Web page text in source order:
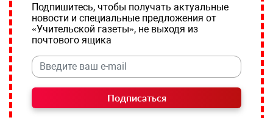
Подпишитесь, чтобы получать актуальные
новости и специальные предложения от
«Учительской газеты», не выходя из
почтового ящика
Подписаться